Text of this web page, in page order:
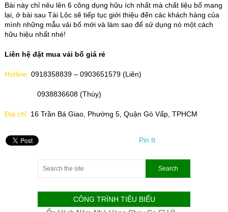
Bài này chỉ nêu lên 6 công dụng hữu ích nhất mà chất liệu bố mang
lại, ở bài sau Tài Lộc sẽ tiếp tục giới thiệu đến các khách hàng của
mình những mẫu vải bố mới và làm sao để sử dụng nó một cách
hữu hiệu nhất nhé!
Liên hệ đặt mua vải bố giá rẻ
Hotline: 0918358839 – 0903651579 (Liên)
0938836608 (Thùy)
Địa chỉ: 16 Trần Bá Giao, Phường 5, Quận Gò Vấp, TPHCM
Pin It
CÔNG TRÌNH TIÊU BIỂU